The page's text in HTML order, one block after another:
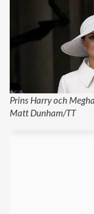
Prins Harry och
Matt Dunham/TT